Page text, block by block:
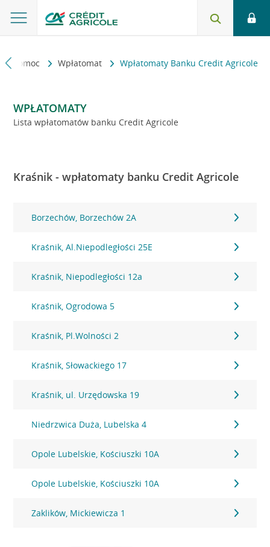
i pomoc Wpłatomat Wpłatomaty Banku Credit Agricole
WPŁATOMATY
Lista wpłatomatów banku Credit Agricole
Kraśnik - wpłatomaty banku Credit Agricole
Borzechów, Borzechów 2A
Kraśnik, Al.Niepodległości 25E
Kraśnik, Niepodległości 12a
Kraśnik, Ogrodowa 5
Kraśnik, Pl.Wolności 2
Kraśnik, Słowackiego 17
Kraśnik, ul. Urzędowska 19
Niedrzwica Duża, Lubelska 4
Opole Lubelskie, Kościuszki 10A
Opole Lubelskie, Kościuszki 10A
Zaklików, Mickiewicza 1